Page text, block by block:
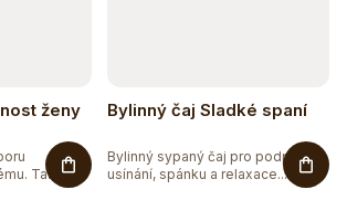
ženy
Tato...
Bylinný čaj Sladké spaní
Bylinný sypaný čaj pro podporu
usínání, spánku a relaxace....